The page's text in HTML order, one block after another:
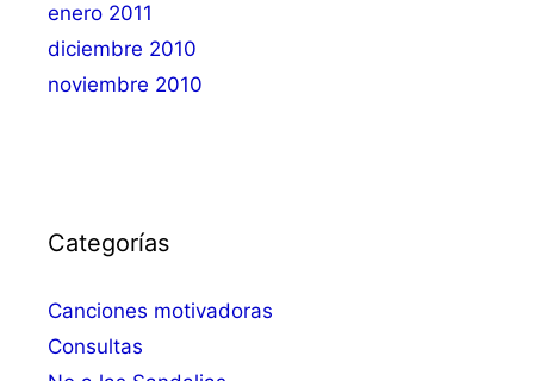
enero 2011
diciembre 2010
noviembre 2010
Categorías
Canciones motivadoras
Consultas